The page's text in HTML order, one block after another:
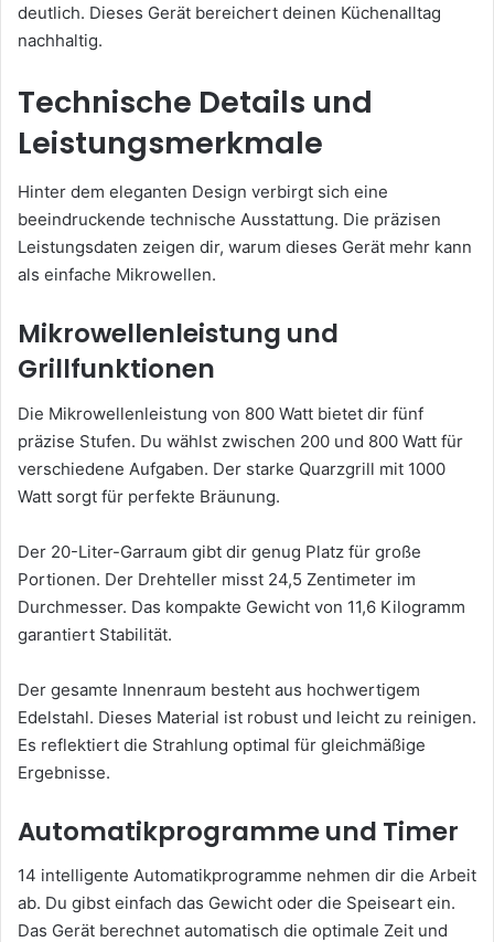
deutlich. Dieses Gerät bereichert deinen Küchenalltag
nachhaltig.
Technische Details und
Leistungsmerkmale
Hinter dem eleganten Design verbirgt sich eine
beeindruckende technische Ausstattung. Die präzisen
Leistungsdaten zeigen dir, warum dieses Gerät mehr kann
als einfache Mikrowellen.
Mikrowellenleistung und
Grillfunktionen
Die Mikrowellenleistung von 800 Watt bietet dir fünf
präzise Stufen. Du wählst zwischen 200 und 800 Watt für
verschiedene Aufgaben. Der starke Quarzgrill mit 1000
Watt sorgt für perfekte Bräunung.
Der 20-Liter-Garraum gibt dir genug Platz für große
Portionen. Der Drehteller misst 24,5 Zentimeter im
Durchmesser. Das kompakte Gewicht von 11,6 Kilogramm
garantiert Stabilität.
Der gesamte Innenraum besteht aus hochwertigem
Edelstahl. Dieses Material ist robust und leicht zu reinigen.
Es reflektiert die Strahlung optimal für gleichmäßige
Ergebnisse.
Automatikprogramme und Timer
14 intelligente Automatikprogramme nehmen dir die Arbeit
ab. Du gibst einfach das Gewicht oder die Speiseart ein.
Das Gerät berechnet automatisch die optimale Zeit und